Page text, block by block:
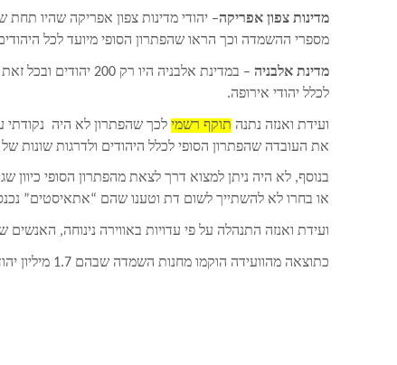
מדינות צפון אפריקה– יהודי מדינות צפון אפריקה שהיו
מספרי ההשמדה וכך הראו שהפתרון הסופי מיועד לכל
מדינת אלבניה
– במדינת אלבניה
לכלל יהודי אירופה.
ועידת ואנזה נתנה תוקף רשמי לכך שהפתרון לא היה
את העובדה שהפתרון הסופי לכלל היהודים ולדרגות שונות
בנוסף, לא היה ניתן למצוא דרך לצאת מהפתרון הסופי
או בחרו לא להשתייך לשום דת וטענו שהם “אתאיסטים”
ועידת ואנזה התנהלה על פי עדויות באווירה נינוחה,
כתוצאה מהוועידה הוקמו מחנות השמדה שבהם 1.7 מיליון יהודים נרצחו.